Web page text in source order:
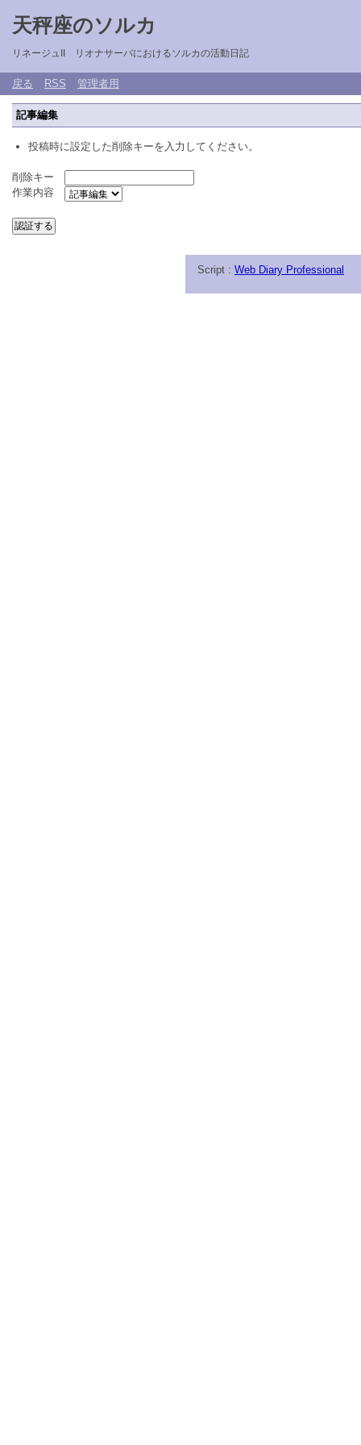
天秤座のソルカ
リネージュII リオナサーバにおけるソルカの活動日記
戻る RSS 管理者用
記事編集
投稿時に設定した削除キーを入力してください。
削除キー
作業内容
Script : Web Diary Professional